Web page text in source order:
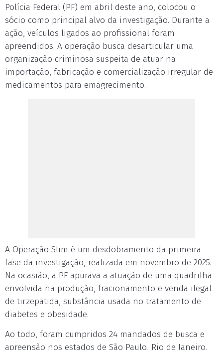
Polícia Federal (PF) em abril deste ano, colocou o
sócio como principal alvo da investigação. Durante a
ação, veículos ligados ao profissional foram
apreendidos. A operação busca desarticular uma
organização criminosa suspeita de atuar na
importação, fabricação e comercialização irregular de
medicamentos para emagrecimento.
A Operação Slim é um desdobramento da primeira
fase da investigação, realizada em novembro de 2025.
Na ocasião, a PF apurava a atuação de uma quadrilha
envolvida na produção, fracionamento e venda ilegal
de tirzepatida, substância usada no tratamento de
diabetes e obesidade.
Ao todo, foram cumpridos 24 mandados de busca e
apreensão nos estados de São Paulo, Rio de Janeiro,